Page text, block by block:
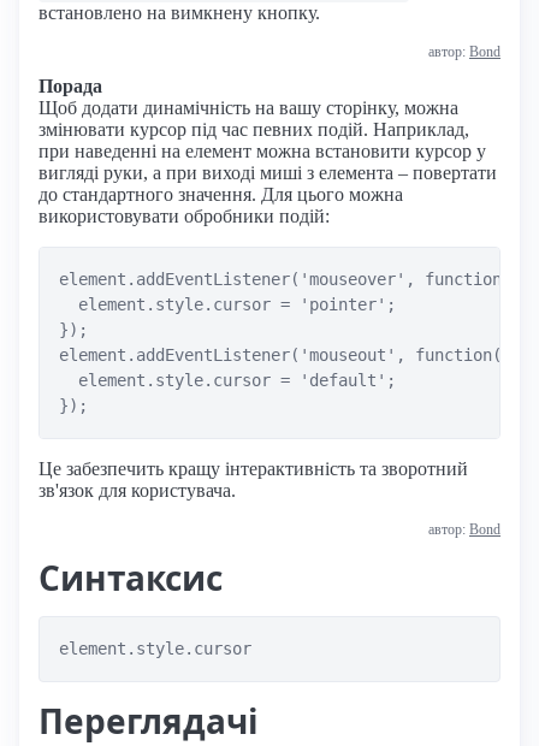
встановлено на вимкнену кнопку.
автор: Bond
Порада
Щоб додати динамічність на вашу сторінку, можна
змінювати курсор під час певних подій. Наприклад,
при наведенні на елемент можна встановити курсор у
вигляді руки, а при виході миші з елемента – повертати
до стандартного значення. Для цього можна
використовувати обробники подій:
element.addEventListener('mouseover', function() {
  element.style.cursor = 'pointer';
});
element.addEventListener('mouseout', function() {
  element.style.cursor = 'default';
Це забезпечить кращу інтерактивність та зворотний
зв'язок для користувача.
автор: Bond
Синтаксис
element.style.cursor
Переглядачі